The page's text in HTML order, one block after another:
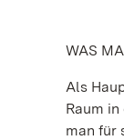
WAS
Als
Raum
man für